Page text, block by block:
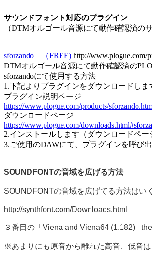
サウンドフォント対応のプラグイン
（DTMオルゴール音源にて動作確認済の
sforzando （FREE) http://www.plogue.com/
DTMオルゴール音源にて動作確認済の
sforzandoにて使用する方法
1.下記よりプラグインをダウンロードしま
プラグイン説明ページ
https://www.plogue.com/products/
ダウンロードページ
https://www.plogue.com/
2.インストールします（ダウンロードペ
3.ご使用のDAWにて、プラグインを呼び
SOUNDFONTの音域を広げる方法
SOUNDFONTの音域を広げてる方法はい
http://synthfont.com/Downloads.html
３番目の「Viena and Viena64 (1.182) -
※あまりにも原音から離れた高音、低音